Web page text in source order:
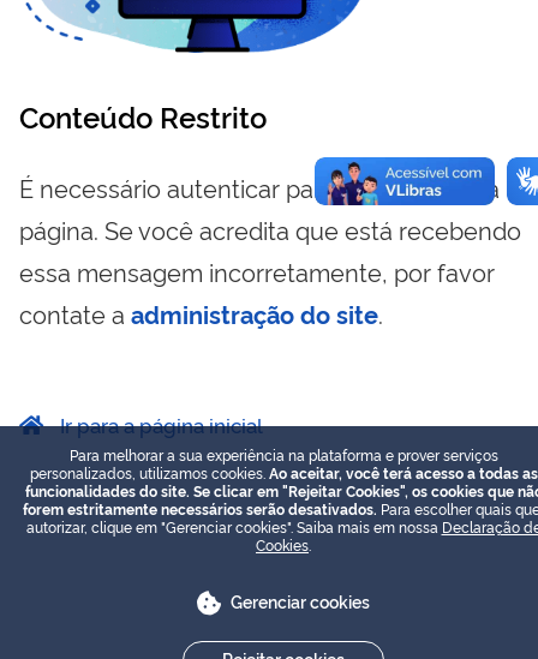
Conteúdo Restrito
É necessário autenticar para visualizar essa
página. Se você acredita que está recebendo
essa mensagem incorretamente, por favor
contate a administração do site.
Ir para a página inicial
Para melhorar a sua experiência na plataforma e prover serviços
personalizados, utilizamos cookies. Ao aceitar, você terá acesso a todas as
funcionalidades do site. Se clicar em "Rejeitar Cookies", os cookies que
forem estritamente necessários serão desativados. Para escolher quais
autorizar, clique em "Gerenciar cookies". Saiba mais em nossa Declaração
Cookies
Gerenciar cookies